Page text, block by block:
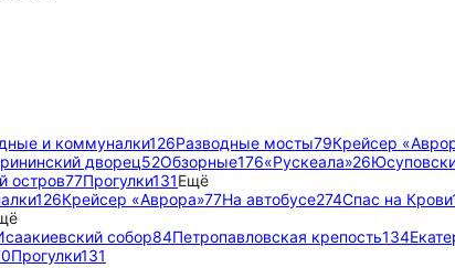
и коммуналки126Разводные мосты79Крейсер
дворец52Обзорные176«Рускеала»26
остров77Прогулки131Ещё
126Крейсер «Аврора»77На автобусе274Спас на Крови
собор84Петропавловская крепость134
Прогулки131